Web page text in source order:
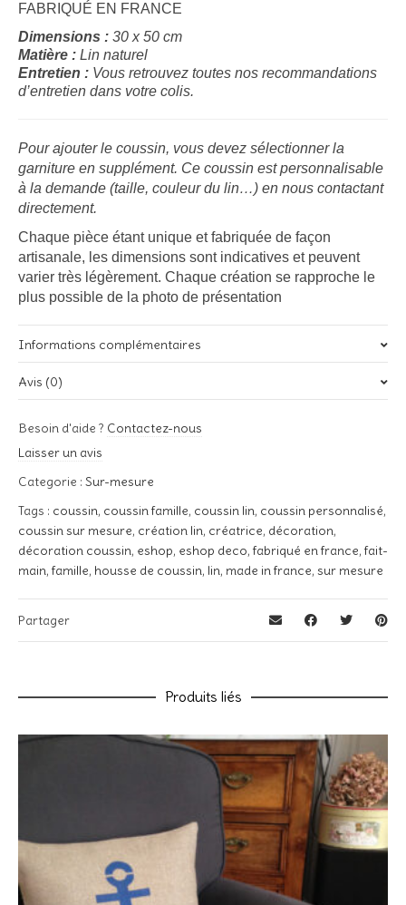
FABRIQUÉ EN FRANCE
Dimensions : 30 x 50 cm
Matière : Lin naturel
Entretien : Vous retrouvez toutes nos recommandations
d’entretien dans votre colis.
Pour ajouter le coussin, vous devez sélectionner la
garniture en supplément. Ce coussin est personnalisable
à la demande (taille, couleur du lin…) en nous contactant
directement.
Chaque pièce étant unique et fabriquée de façon
artisanale, les dimensions sont indicatives et peuvent
varier très légèrement. Chaque création se rapproche le
plus possible de la photo de présentation
Informations complémentaires
Poids
Avis (0)
Soyez le premier à laisser votre avis sur “Coussin sur-mesure
« De St Germain à St Gildas…Hissez haut ! » – 30x50cm”
obligatoires sont indiqués avec*
Votre note
Votre avis *
*
Enregistrer mon nom, mon e-mail et mon site dans le
navigateur pour mon prochain commentaire.
Besoin d'aide ? Contactez-nous
Laisser un avis
Categorie : Sur-mesure
Tags : coussin, coussin famille, coussin lin, coussin personnalisé,
coussin sur mesure, création lin, créatrice, décoration,
décoration coussin, eshop, eshop deco, fabriqué en france, fait-
main, famille, housse de coussin, lin, made in france, sur mesure
Partager
Produits liés